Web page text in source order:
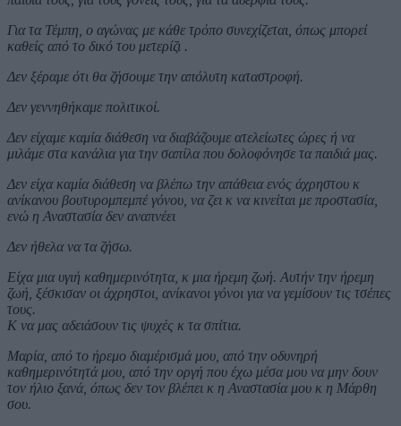
Για τα Τέμπη, ο αγώνας με κάθε τρόπο συνεχίζεται, όπως μπορεί
καθείς από το δικό του μετερίζι .
Δεν ξέραμε ότι θα ζήσουμε την απόλυτη καταστροφή.
Δεν γεννηθήκαμε πολιτικοί.
Δεν είχαμε καμία διάθεση να διαβάζουμε ατελείωτες ώρες ή να
μιλάμε στα κανάλια για την σαπίλα που δολοφόνησε τα παιδιά μας.
Δεν είχα καμία διάθεση να βλέπω την απάθεια ενός άχρηστου κ
ανίκανου βουτυρομπεμπέ γόνου, να ζει κ να κινείται με προστασία,
ενώ η Αναστασία δεν αναπνέει
Δεν ήθελα να τα ζήσω.
Είχα μια υγιή καθημερινότητα, κ μια ήρεμη ζωή. Αυτήν την ήρεμη
ζωή, ξέσκισαν οι άχρηστοι, ανίκανοι γόνοι για να γεμίσουν τις τσέπες
τους.
Κ να μας αδειάσουν τις ψυχές κ τα σπίτια.
Μαρία, από το ήρεμο διαμέρισμά μου, από την οδυνηρή
καθημερινότητά μου, από την οργή που έχω μέσα μου να μην δουν
τον ήλιο ξανά, όπως δεν τον βλέπει κ η Αναστασία μου κ η Μάρθη
σου.